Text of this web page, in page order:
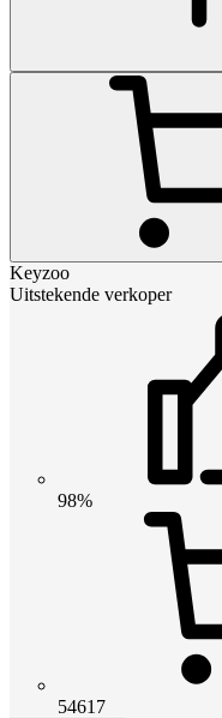
Keyzoo
Uitstekende verkoper
98%
54617